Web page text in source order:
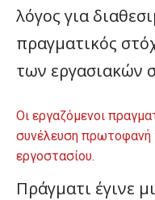
λόγος για
πραγματικός
των εργασιακών
Οι εργαζόμενοι
συνέλευση πρωτοφανή
εργοστασίου.
Πράγματι έγινε